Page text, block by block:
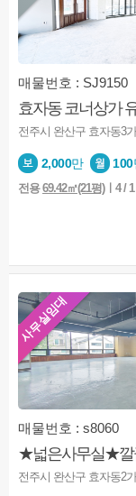
매물번호 : SJ9150
전주시 완산구 효자동3가
2,000만 100
전용69.42㎡(21평)ㅣ4 / 1
사무실임대
매물번호 : s8060
전주시 완산구 효자동2가